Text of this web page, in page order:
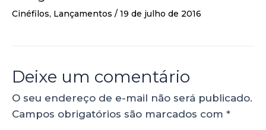
Cinéfilos, Lançamentos / 19 de julho de 2016
Deixe um comentário
O seu endereço de e-mail não será publicado.
Campos obrigatórios são marcados com *